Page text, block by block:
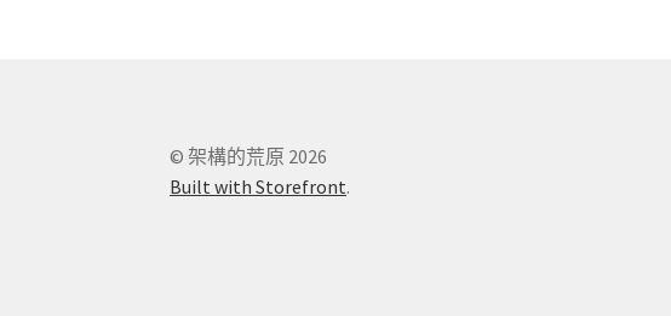
© 架構的荒原 2026
Built with Storefront.